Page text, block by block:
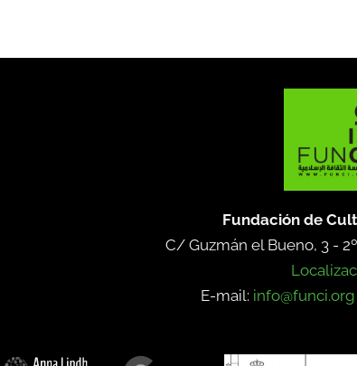
Fundación de
C/ Guzmán el Bueno, 3 -
E-mail: info@funci.org